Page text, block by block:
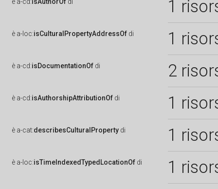
1
è a-loc:isCulturalPropertyAddressOf di 1
è a-cd:isDocumentationOf di 2
è a-cd:isAuthorshipAttributionOf di 1
è a-cat:describesCulturalProperty di 1
è a-loc:isTimeIndexedTypedLocationOf di 1